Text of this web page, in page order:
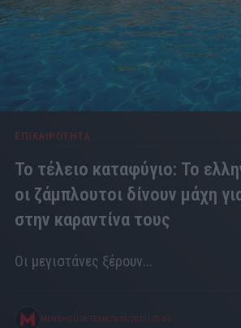
ΕΠΙΚΑΙΡΟΤΗΤΑ
Το τέλειο καταφύγιο: Το
οι ζάμπλουτοι δίνουν μάχη
στην καραντίνα τους
Οι μεγιστάνες ξέρουν...
MENSHOUSE TEAM 29/03/2020 23:49